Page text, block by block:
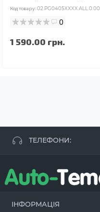
Код товару: 02.PG0405XXXX.ALL.0.00
0
1 590.00 грн.
ТЕЛЕФОНИ:
+38 096 250 84 38
+38 099 657 61 50
ІНФОРМАЦІЯ